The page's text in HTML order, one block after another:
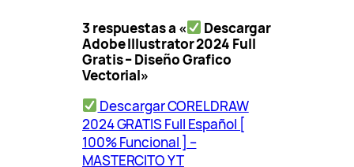
a
n
d
…
3 respuestas a «
Descargar
Adobe Illustrator 2024 Full
Gratis – Diseño Grafico
Vectorial»
Descargar CORELDRAW
2024 GRATIS Full Español [
100% Funcional ] –
MASTERCITO YT